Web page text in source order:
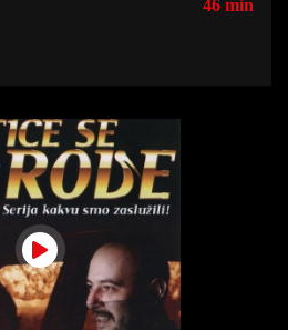
46 min